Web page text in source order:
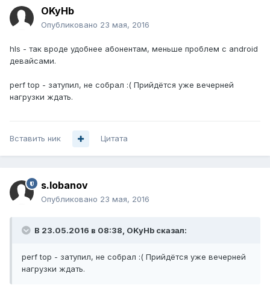
OKyHb
Опубликовано 23 мая, 2016
hls - так вроде удобнее абонентам, меньше проблем с android
девайсами.
perf top - затупил, не собрал :( Прийдётся уже вечерней
нагрузки ждать.
Вставить ник Цитата
s.lobanov
Опубликовано 23 мая, 2016
В 23.05.2016 в 08:38, OKyHb сказал:
perf top - затупил, не собрал :( Прийдётся уже вечерней
нагрузки ждать.